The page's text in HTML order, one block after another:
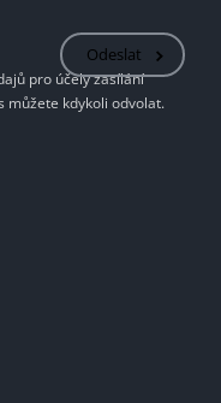
Odeslat
pro účely zasílání
můžete kdykoli odvolat.